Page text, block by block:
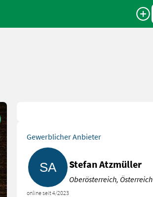
Gewerblicher Anbieter
online seit 4/2023
Stefan Atzmüller
Oberösterreich, Österreich